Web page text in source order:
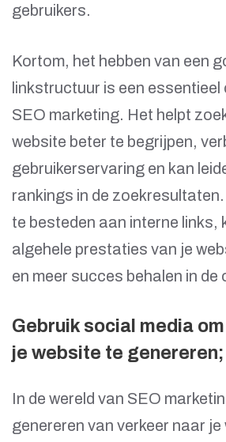
gebruikers.
Kortom, het hebben van een
linkstructuur is een essentieel
SEO marketing. Het helpt
website beter te begrijpen,
gebruikerservaring en kan
rankings in de
te besteden aan interne links,
algehele prestaties van je
en meer succes behalen in de
Gebruik social media
je website te genereren;
In de wereld van SEO
genereren van verkeer naar je